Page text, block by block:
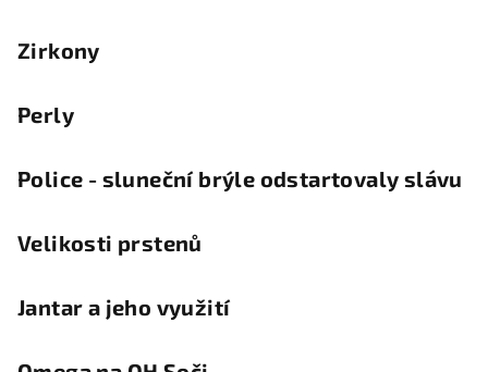
Zirkony
Perly
Police - sluneční brýle odstartovaly slávu
Velikosti prstenů
Jantar a jeho využití